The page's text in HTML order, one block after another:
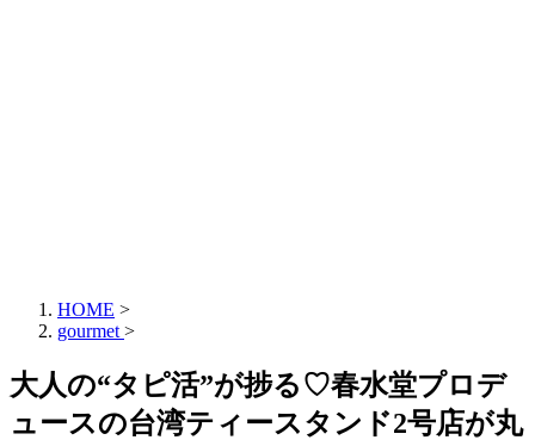
HOME >
gourmet >
大人の“タピ活”が捗る♡春水堂プロデ
ュースの台湾ティースタンド2号店が丸